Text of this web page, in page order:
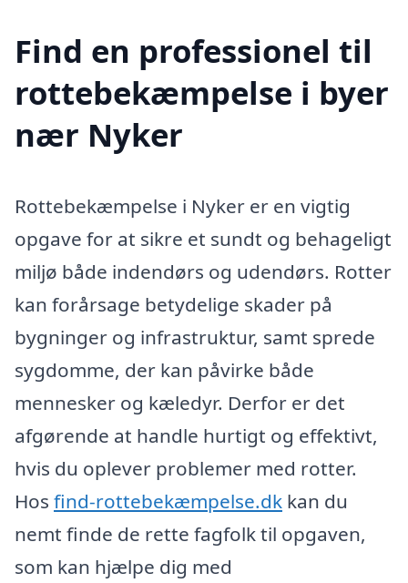
Find en professionel til
rottebekæmpelse i byer
nær Nyker
Rottebekæmpelse i Nyker er en vigtig
opgave for at sikre et sundt og behageligt
miljø både indendørs og udendørs. Rotter
kan forårsage betydelige skader på
bygninger og infrastruktur, samt sprede
sygdomme, der kan påvirke både
mennesker og kæledyr. Derfor er det
afgørende at handle hurtigt og effektivt,
hvis du oplever problemer med rotter.
Hos find-rottebekæmpelse.dk kan du
nemt finde de rette fagfolk til opgaven,
som kan hjælpe dig med